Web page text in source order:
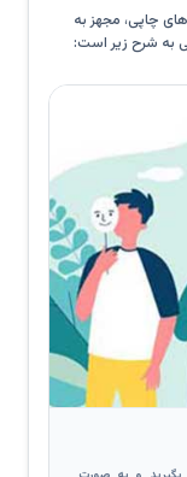
از کتاب‌های چاپی، مجهز به
به شرح زیر است: